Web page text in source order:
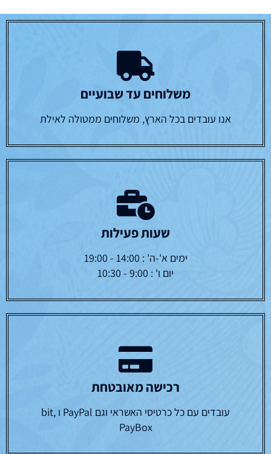
משלוחים עד שבועיים
אנו עובדים בכל הארץ, משלוחים ממטולה לאילת
שעות פעילות
ימים א'-ה' : 14:00 - 19:00
יום ו' : 9:00 - 10:30
רכישה מאובטחת
עובדים עם כל כרטיסי האשראי וגם PayPal ו bit,
PayBox